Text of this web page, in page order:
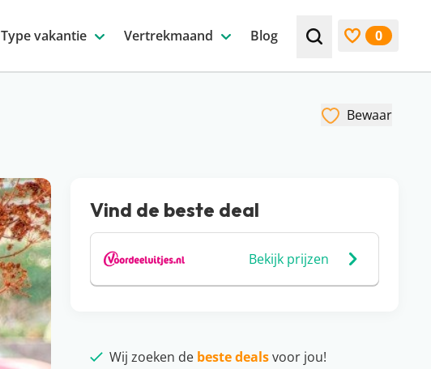
Type vakantie Vertrekmaand Blog Zoek bijv. een
0
Bewaar
Vind de beste deal
Bekijk prijzen
Wij zoeken de beste dealsvoor jou!